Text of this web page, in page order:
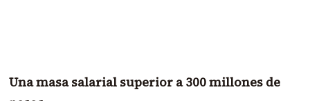
Una masa salarial superior a 300 millones de